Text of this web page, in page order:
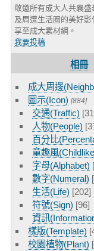
敬邀所有成大人共襄盛
及周遭生活圈的美好
享至成大素材網。
我要投稿
相冊
成大周邊
圖示(Icon) [884]
交通(Traffic)
人物(People)
百分比
童趣風
字母(Alphabet)
數字(Numeral)
生活(Life) [202]
符號(Sign) [96]
資訊
樣版(Template)
校園植物(Plant)